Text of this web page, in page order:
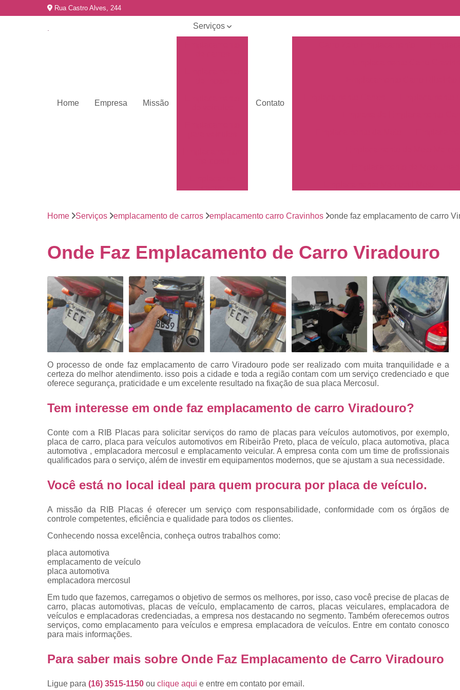
Rua Castro Alves, 244
Home Empresa Missão
Serviços
emplacamento
Placa de motos
Placas
automotivas
Placas de carro
Placas de
veículo
Placas
Placas modelo
mercosul
carro
veiculares
Reforma de
placas
Troca de placas
de veículos
Trocas de
placas
Contato
Emplacamento da Placa
Emplacamento de Veículo Pcd
Emplacamento do Carro
Emplacamento Veículos Zero
Emplacamento de Veículo
Emplacamento de Veículo Novo
Emplacamento Veículo Novo
Detran Emplacamento
Emplacamento Mercosul
Emplacamento Mercosul Ribeirão
Emplacamento Placa Mercosul
Qual o Valor do Emplacamento da Placa
Emplacar Carro Cravinhos
Emplacar
Empresa de Emplacamento de Carro
Empresa de Emplacamento de Moto
Empresa Emplacamento
Home Serviços emplacamento de carros emplacamento carro Cravinhos onde faz emplacamento de carro
Onde Faz Emplacamento de Carro Viradouro
O processo de onde faz emplacamento de carro Viradouro pode ser realizado com muita tranquilidade e a
certeza do melhor atendimento. isso pois a cidade e toda a região contam com um serviço credenciado e que
oferece segurança, praticidade e um excelente resultado na fixação de sua placa Mercosul.
Tem interesse em onde faz emplacamento de carro Viradouro?
Conte com a RIB Placas para solicitar serviços do ramo de placas para veículos automotivos, por exemplo,
placa de carro, placa para veículos automotivos em Ribeirão Preto, placa de veículo, placa automotiva, placa
automotiva , emplacadora mercosul e emplacamento veicular. A empresa conta com um time de profissionais
qualificados para o serviço, além de investir em equipamentos modernos, que se ajustam a sua necessidade.
Você está no local ideal para quem procura por placa de veículo.
A missão da RIB Placas é oferecer um serviço com responsabilidade, conformidade com os órgãos de
controle competentes, eficiência e qualidade para todos os clientes.
Conhecendo nossa excelência, conheça outros trabalhos como:
placa automotiva
emplacamento de veículo
placa automotiva
emplacadora mercosul
Em tudo que fazemos, carregamos o objetivo de sermos os melhores, por isso, caso você precise de placas de
carro, placas automotivas, placas de veículo, emplacamento de carros, placas veiculares, emplacadora de
veículos e emplacadoras credenciadas, a empresa nos destacando no segmento. Também oferecemos outros
serviços, como emplacamento para veículos e empresa emplacadora de veículos. Entre em contato conosco
para mais informações.
Para saber mais sobre Onde Faz Emplacamento de Carro Viradouro
Ligue para (16) 3515-1150 ou clique aqui e entre em contato por email.